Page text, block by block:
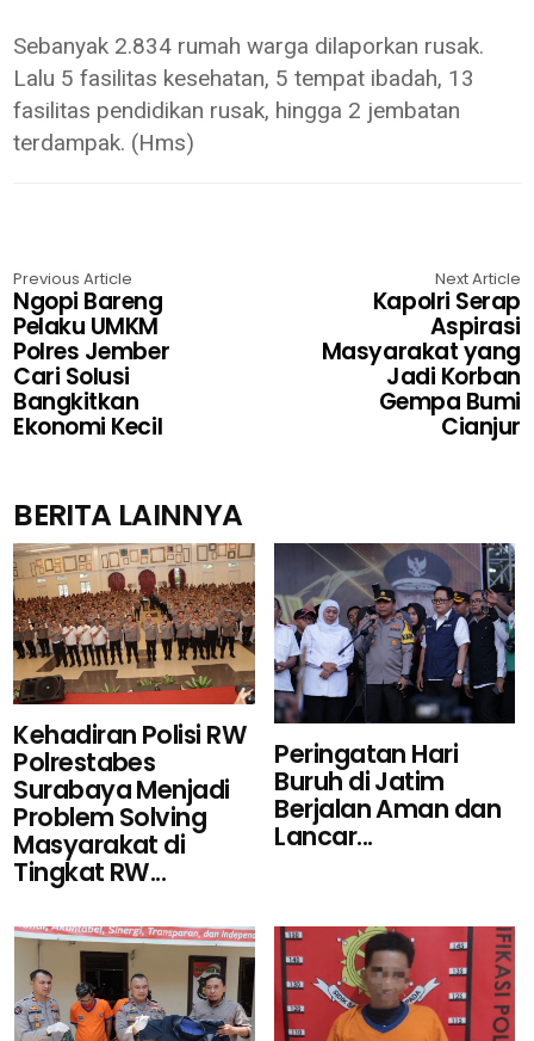
Sebanyak 2.834 rumah warga dilaporkan rusak.
Lalu 5 fasilitas kesehatan, 5 tempat ibadah, 13
fasilitas pendidikan rusak, hingga 2 jembatan
terdampak. (Hms)
Previous Article
Ngopi Bareng
Pelaku UMKM
Polres Jember
Cari Solusi
Bangkitkan
Ekonomi Kecil
Next Article
Kapolri Serap
Aspirasi
Masyarakat yang
Jadi Korban
Gempa Bumi
Cianjur
BERITA LAINNYA
Kehadiran Polisi RW
Polrestabes
Surabaya Menjadi
Problem Solving
Masyarakat di
Tingkat RW...
Peringatan Hari
Buruh di Jatim
Berjalan Aman dan
Lancar...